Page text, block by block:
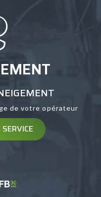
de votre opérateur